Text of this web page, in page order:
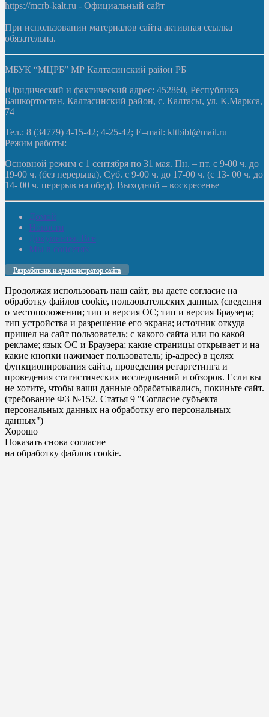
https://mcrb-kalt.ru - Официальный сайт
При использовании материалов сайта активная ссылка
обязательна.
МБУК “МЦРБ” МР Калтасинский район РБ
Юридический и фактический адрес: 452860, Республика
Башкортостан, Калтасинский район, с. Калтасы, ул. К.Маркса,
74
Тел.: 8 (34779) 4-15-42; 4-25-42; E–mail: kltbibl@mail.ru
Режим работы:
Основной режим с 1 сентября по 31 мая. Пн. – пт. с 9-00 ч. до
19-00 ч. (без перерыва). Суб. с 9-00 ч. до 17-00 ч. (с 13- 00 ч. до
14- 00 ч. перерыв на обед). Выходной – воскресенье
Домой
Новости
Документы. Все
Мы в соцсетях
Разработчик и администратор сайта
Продолжая использовать наш сайт, вы даете согласие на
обработку файлов cookie, пользовательских данных (сведения
о местоположении; тип и версия ОС; тип и версия Браузера;
тип устройства и разрешение его экрана; источник откуда
пришел на сайт пользователь; с какого сайта или по какой
рекламе; язык ОС и Браузера; какие страницы открывает и на
какие кнопки нажимает пользователь; ip-адрес) в целях
функционирования сайта, проведения ретаргетинга и
проведения статистических исследований и обзоров. Если вы
не хотите, чтобы ваши данные обрабатывались, покиньте сайт.
(требование ФЗ №152. Статья 9 "Согласие субъекта
персональных данных на обработку его персональных
данных")
Хорошо
Показать снова согласие
на обработку файлов cookie.